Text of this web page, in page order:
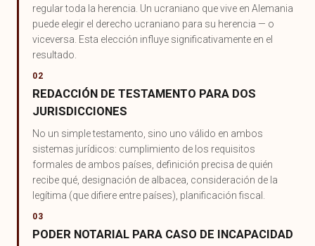
regular toda la herencia. Un ucraniano que vive en Alemania
puede elegir el derecho ucraniano para su herencia — o
viceversa. Esta elección influye significativamente en el
resultado.
02
REDACCIÓN DE TESTAMENTO PARA DOS
JURISDICCIONES
No un simple testamento, sino uno válido en ambos
sistemas jurídicos: cumplimiento de los requisitos
formales de ambos países, definición precisa de quién
recibe qué, designación de albacea, consideración de la
legítima (que difiere entre países), planificación fiscal.
03
PODER NOTARIAL PARA CASO DE INCAPACIDAD